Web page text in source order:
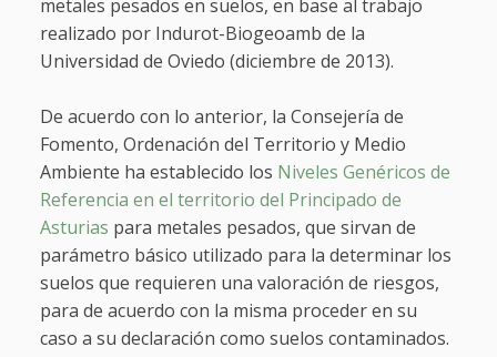
metales pesados en suelos, en base al trabajo
realizado por Indurot-Biogeoamb de la
Universidad de Oviedo (diciembre de 2013).
De acuerdo con lo anterior, la Consejería de
Fomento, Ordenación del Territorio y Medio
Ambiente ha establecido los Niveles Genéricos de
Referencia en el territorio del Principado de
Asturias para metales pesados, que sirvan de
parámetro básico utilizado para la determinar los
suelos que requieren una valoración de riesgos,
para de acuerdo con la misma proceder en su
caso a su declaración como suelos contaminados.